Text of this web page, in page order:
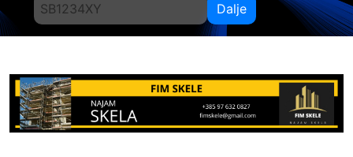
Dalje